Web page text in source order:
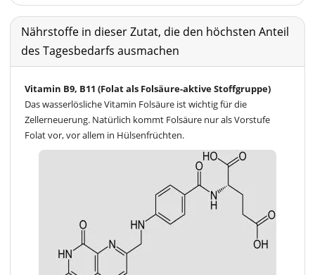
Nährstoffe in dieser Zutat, die den höchsten Anteil
des Tagesbedarfs ausmachen
Vitamin B9, B11 (Folat als Folsäure-aktive Stoffgruppe)
Das wasserlösliche Vitamin Folsäure ist wichtig für die
Zellerneuerung. Natürlich kommt Folsäure nur als Vorstufe
Folat vor, vor allem in Hülsenfrüchten.